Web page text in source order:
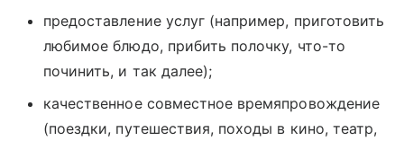
предоставление услуг (например, приготовить
любимое блюдо, прибить полочку, что-то
починить, и так далее);
качественное совместное времяпровождение
(поездки, путешествия, походы в кино, театр,